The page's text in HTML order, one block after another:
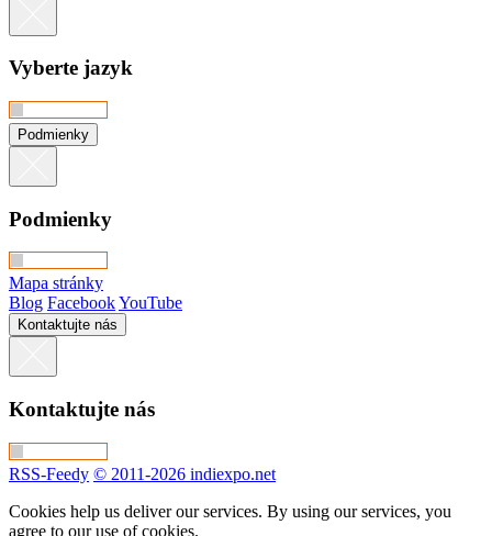
Vyberte jazyk
Podmienky
Podmienky
Mapa stránky
Blog FacebookYouTube
Kontaktujte nás
Kontaktujte nás
RSS-Feedy © 2011-2026 indiexpo.net
Cookies help us deliver our services. By using our services, you
agree to our use of cookies.